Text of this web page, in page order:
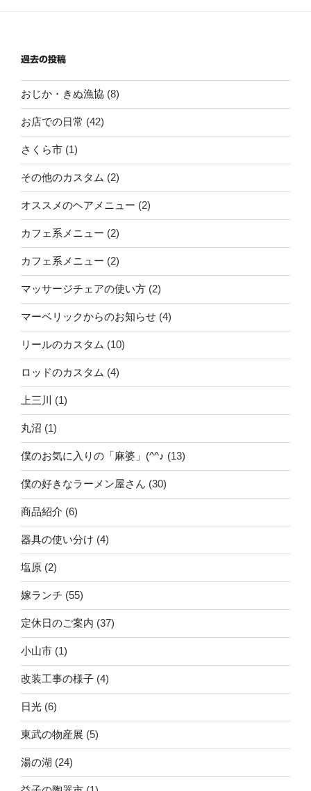
過去の投稿
おじか・きぬ漁協 (8)
お店での日常 (42)
さくら市 (1)
その他のカスタム (2)
オススメのヘアメニュー (2)
カフェ系メニュー (2)
カフェ系メニュー (2)
マッサージチェアの使い方 (2)
マーベリックからのお知らせ (4)
リールのカスタム (10)
ロッドのカスタム (4)
上三川 (1)
丸沼 (1)
僕のお気に入りの「麻婆」(^^♪ (13)
僕の好きなラーメン屋さん (30)
商品紹介 (6)
器具の使い分け (4)
塩原 (2)
嫁ランチ (55)
定休日のご案内 (37)
小山市 (1)
改装工事の様子 (4)
日光 (6)
東武の物産展 (5)
湯の湖 (24)